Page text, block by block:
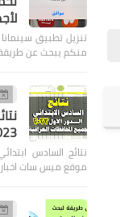
تنزيل تطبيق سينمانا
منكم يبحث عن
موقع ميس سات اخبار
اخبار
حول